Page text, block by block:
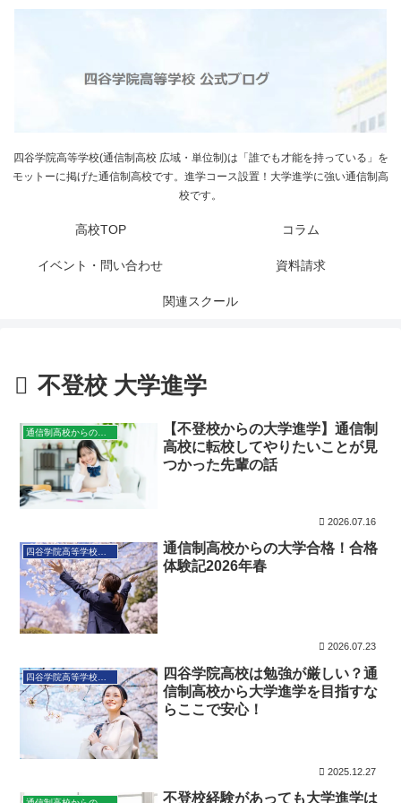
四谷学院高等学校(通信制高校 広域・単位制)は「誰でも才能を持っている」を
モットーに掲げた通信制高校です。進学コース設置！大学進学に強い通信制高
校です。
高校TOP コラム
イベント・問い合わせ 資料請求
関連スクール
不登校 大学進学
通信制高校からの大学進学
【不登校からの大学進学】通信制
高校に転校してやりたいことが見
つかった先輩の話
2026.07.16
四谷学院高等学校とは
通信制高校からの大学合格！合格
体験記2026年春
2026.07.23
四谷学院高等学校とは
四谷学院高校は勉強が厳しい？通
信制高校から大学進学を目指すな
らここで安心！
2025.12.27
不登校経験があっても大学進学は